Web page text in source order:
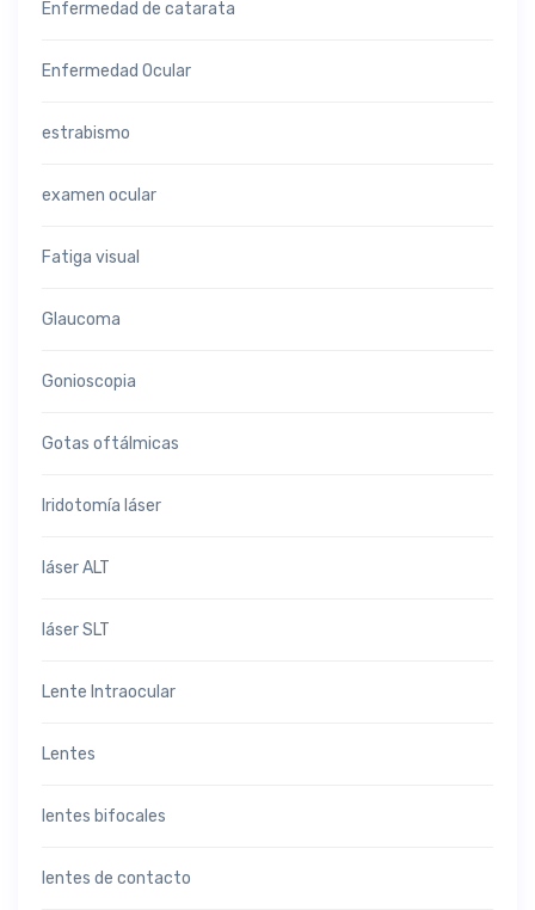
Enfermedad de catarata
Enfermedad Ocular
estrabismo
examen ocular
Fatiga visual
Glaucoma
Gonioscopia
Gotas oftálmicas
Iridotomía láser
láser ALT
láser SLT
Lente Intraocular
Lentes
lentes bifocales
lentes de contacto